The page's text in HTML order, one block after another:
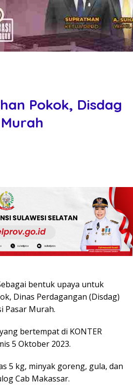
Pokok, Disdag
bentuk upaya untuk
Dinas Perdagangan (Disdag)
Pasar Murah.
bertempat di KONTER
5 Oktober 2023.
5 kg, minyak goreng, gula, dan
Cab Makassar.